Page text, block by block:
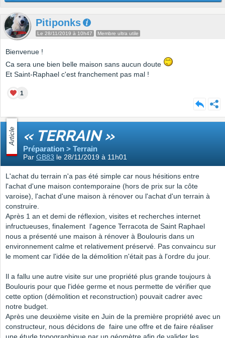
Pitiponks
Le 28/11/2019 à 10h47 Membre ultra utile
Bienvenue !
Ca sera une bien belle maison sans aucun doute
Et Saint-Raphael c'est franchement pas mal !
1
Article « TERRAIN »
Préparation > Terrain
Par GB83 le 28/11/2019 à 11h01
L'achat du terrain n'a pas été simple car nous hésitions entre
l'achat d'une maison contemporaine (hors de prix sur la côte
varoise), l'achat d'une maison à rénover ou l'achat d'un terrain à
construire.
Après 1 an et demi de réflexion, visites et recherches internet
infructueuses, finalement l'agence Terracota de Saint Raphael
nous a présenté une maison à rénover à Boulouris dans un
environnement calme et relativement préservé. Pas convaincu sur
le moment car l'idée de la démolition n'était pas à l'ordre du jour.
Il a fallu une autre visite sur une propriété plus grande toujours à
Boulouris pour que l'idée germe et nous permette de vérifier que
cette option (démolition et reconstruction) pouvait cadrer avec
notre budget.
Après une deuxième visite en Juin de la première propriété avec un
constructeur, nous décidons de faire une offre et de faire réaliser